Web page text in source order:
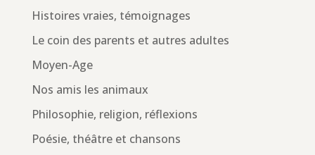
Histoires vraies, témoignages
Le coin des parents et autres adultes
Moyen-Age
Nos amis les animaux
Philosophie, religion, réflexions
Poésie, théâtre et chansons